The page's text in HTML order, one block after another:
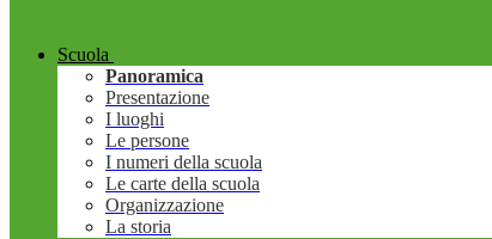
Scuola
Panoramica
Presentazione
I luoghi
Le persone
I numeri della scuola
Le carte della scuola
Organizzazione
La storia